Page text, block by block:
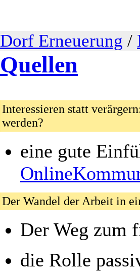
Dorf Erneuerung /
Quellen
Interessieren statt
werden?
eine gute
Der Wandel der Arbeit in
Der Weg zum
die Rolle